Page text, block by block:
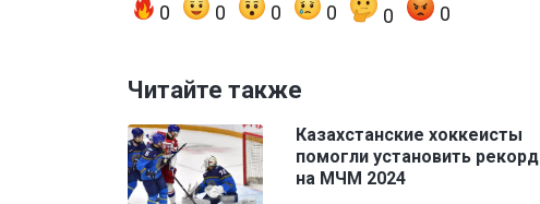
0 0 0 0 0 0
Читайте также
Казахстанские хоккеисты
помогли установить рекорд
на МЧМ 2024